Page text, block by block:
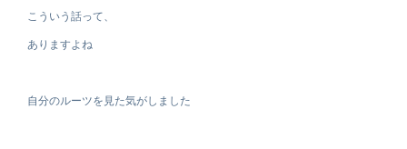
こういう話って、
ありますよね
自分のルーツを見た気がしました